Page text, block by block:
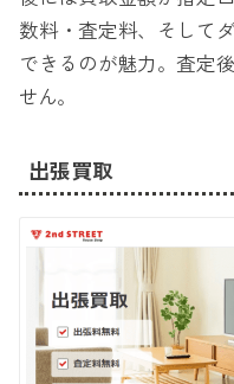
数料・査定料、そして
できるのが魅力。査定
せん。
出張買取